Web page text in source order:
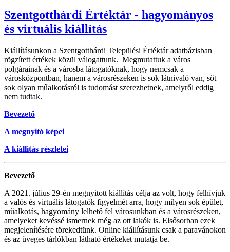
Szentgotthárdi Értéktár - hagyományos
és virtuális kiállítás
Kiállításunkon a Szentgotthárdi Települési Értéktár adatbázisban
rögzített értékek közül válogattunk. Megmutattuk a város
polgárainak és a városba látogatóknak, hogy nemcsak a
városközpontban, hanem a városrészeken is sok látnivaló van, sőt
sok olyan műalkotásról is tudomást szerezhetnek, amelyről eddig
nem tudtak.
Bevezető
A megnyitó képei
A kiállítás részletei
Bevezető
A 2021. július 29-én megnyitott kiállítás célja az volt, hogy felhívjuk
a valós és virtuális látogatók figyelmét arra, hogy milyen sok épület,
műalkotás, hagyomány lelhető fel városunkban és a városrészeken,
amelyeket kevéssé ismernek még az ott lakók is. Elsősorban ezek
megjelenítésére törekedtünk. Online kiállításunk csak a paravánokon
és az üveges tárlókban látható értékeket mutatja be.